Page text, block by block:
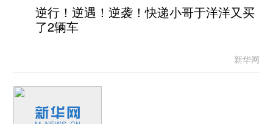
逆行！逆遇！逆袭！快递小哥于洋洋又买
了2辆车
新华网